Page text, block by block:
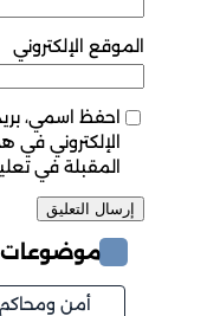
الموقع الإلكتروني
احفظ اسمي،
الإلكتروني في
المقبلة في
موضوعات
أمن ومحاكم